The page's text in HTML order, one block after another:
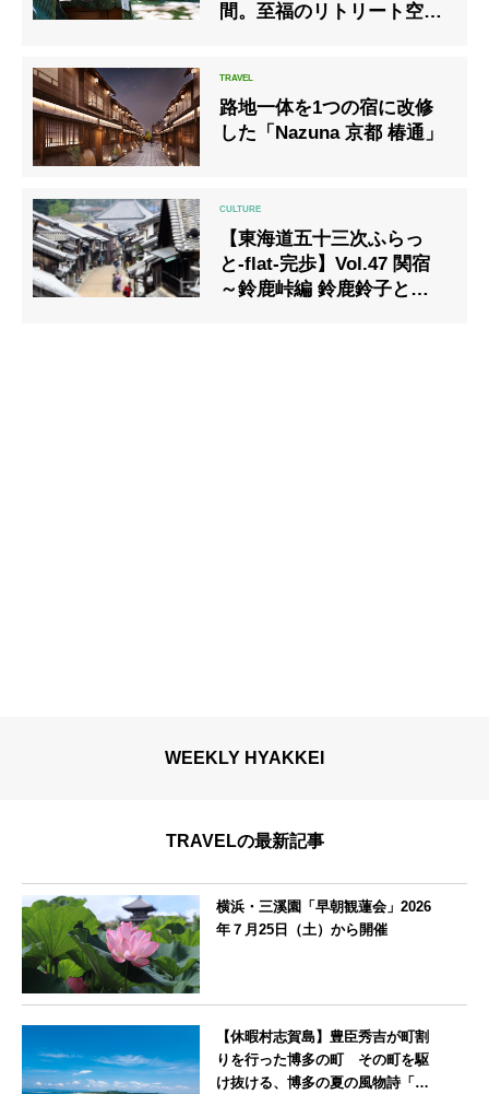
間。至福のリトリート空間
路地一体を1つの宿に改修
した「Nazuna 京都 椿通」
【東海道五十三次ふらっ
と-flat-完歩】Vol.47 関宿
～鈴鹿峠編 鈴鹿鈴子と鈴鹿
WEEKLY HYAKKEI
TRAVELの最新記事
横浜・三溪園「早朝観蓮会」2026
年７月25日（土）から開催
【休暇村志賀島】豊臣秀吉が町割
りを行った博多の町 その町を駆
け抜ける、博多の夏の風物詩「博